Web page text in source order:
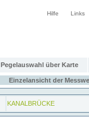
Hilfe Links
Pegelauswahl über Karte
Einzelansicht der
KANALBRÜCKE